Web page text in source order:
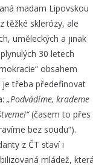
madam Lipovskou
těžké sklerózy, ale
uměleckých a jinak
30 letech
obsahem
je třeba předefinovat
„Podvádíme, krademe
(časem to přes
bez soudu“).
z ČT staví i
mládež,